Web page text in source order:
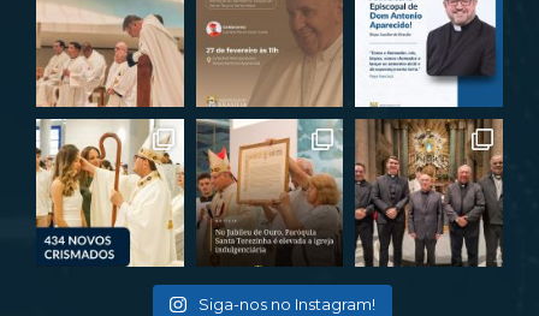
Siga-nos no Instagram!